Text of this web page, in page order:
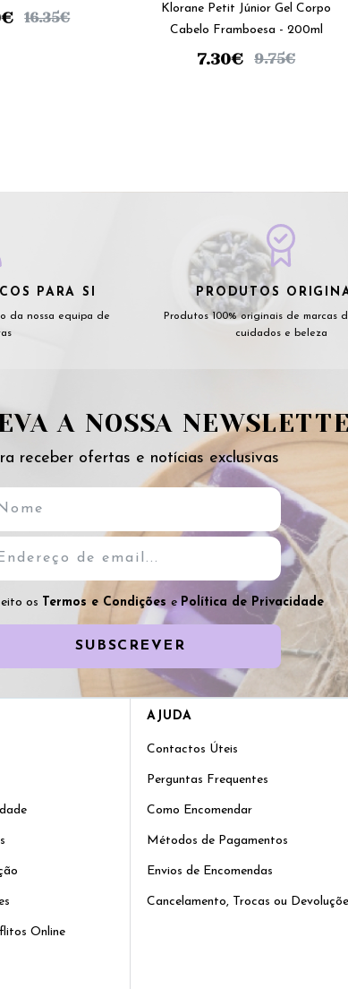
€ 16.35€
Klorane Petit Júnior Gel Corpo
Cabelo Framboesa - 200ml
7.30€ 9.75€
PARA SI
da nossa equipa de
PRODUTOS
Produtos 100% originais de marcas
cuidados e beleza
A NOSSA
receber ofertas e notícias exclusivas
os Termos e CondiçõesePolítica de Privacidade
SUBSCREVER
Online
AJUDA
Contactos Úteis
Perguntas Frequentes
Como Encomendar
Métodos de Pagamentos
Envios de Encomendas
Cancelamento, Trocas ou